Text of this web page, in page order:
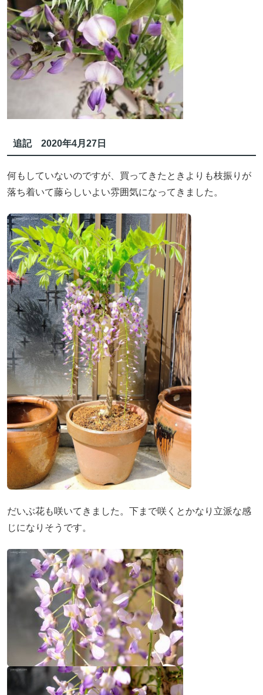
追記 2020年4月27日
何もしていないのですが、買ってきたときよりも枝振りが
落ち着いて藤らしいよい雰囲気になってきました。
だいぶ花も咲いてきました。下まで咲くとかなり立派な感
じになりそうです。